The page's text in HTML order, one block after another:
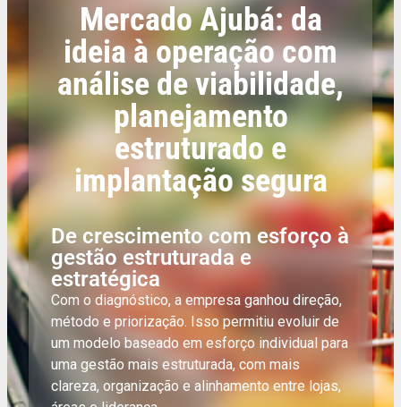
Mercado Ajubá: da
ideia à operação com
análise de viabilidade,
planejamento
estruturado e
implantação segura
De crescimento com esforço à
gestão estruturada e
estratégica
Com o diagnóstico, a empresa ganhou direção,
método e priorização. Isso permitiu evoluir de
um modelo baseado em esforço individual para
uma gestão mais estruturada, com mais
clareza, organização e alinhamento entre lojas,